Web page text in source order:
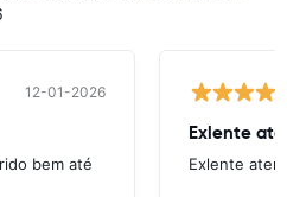
12-01-2026
bem até
Exlente
Exlente